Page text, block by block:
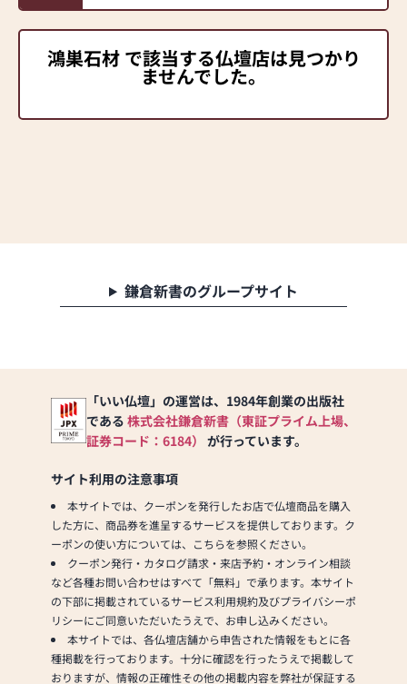
鴻巣石材 で該当する仏壇店は見つかり
ませんでした。
鎌倉新書のグループサイト
「いい仏壇」の運営は、1984年創業の出版社
である 株式会社鎌倉新書（東証プライム上場、
証券コード：6184） が行っています。
サイト利用の注意事項
本サイトでは、クーポンを発行したお店で仏壇商品を購入
した方に、商品券を進呈するサービスを提供しております。ク
ーポンの使い方については、こちらを参照ください。
クーポン発行・カタログ請求・来店予約・オンライン相談
など各種お問い合わせはすべて「無料」で承ります。本サイト
の下部に掲載されているサービス利用規約及びプライバシーポ
リシーにご同意いただいたうえで、お申し込みください。
本サイトでは、各仏壇店舗から申告された情報をもとに各
種掲載を行っております。十分に確認を行ったうえで掲載して
おりますが、情報の正確性その他の掲載内容を弊社が保証する